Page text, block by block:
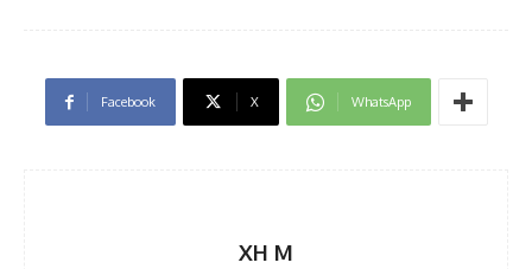
Facebook X WhatsApp
XH M